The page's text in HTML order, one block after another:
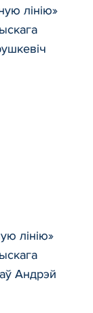
лінію»
лінію»
Андрэй